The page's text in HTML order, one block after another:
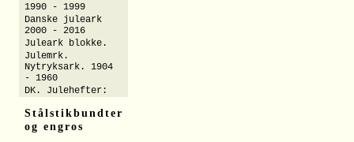
1990 - 1999
Danske juleark
2000 - 2016
Juleark blokke.
Julemrk.
Nytryksark. 1904
- 1960
DK. Julehefter:
Stålstikbundter
og engros